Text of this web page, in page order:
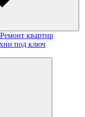
Ремонт квартир
под ключ